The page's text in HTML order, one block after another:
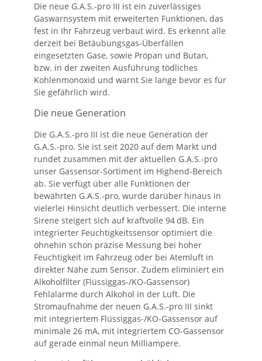
Die neue G.A.S.-pro III ist ein zuverlässiges
Gaswarnsystem mit erweiterten Funktionen, das
fest in Ihr Fahrzeug verbaut wird. Es erkennt alle
derzeit bei Betäubungsgas-Überfällen
eingesetzten Gase, sowie Propan und Butan,
bzw. in der zweiten Ausführung tödliches
Kohlenmonoxid und warnt Sie lange bevor es für
Sie gefährlich wird.
Die neue Generation
Die G.A.S.-pro III ist die neue Generation der
G.A.S.-pro. Sie ist seit 2020 auf dem Markt und
rundet zusammen mit der aktuellen G.A.S.-pro
unser Gassensor-Sortiment im Highend-Bereich
ab. Sie verfügt über alle Funktionen der
bewährten G.A.S.-pro, wurde darüber hinaus in
vielerlei Hinsicht deutlich verbessert. Die interne
Sirene steigert sich auf kraftvolle 94 dB. Ein
integrierter Feuchtigkeitssensor optimiert die
ohnehin schon präzise Messung bei hoher
Feuchtigkeit im Fahrzeug oder bei Atemluft in
direkter Nähe zum Sensor. Zudem eliminiert ein
Alkoholfilter (Flüssiggas-/KO-Gassensor)
Fehlalarme durch Alkohol in der Luft. Die
Stromaufnahme der neuen G.A.S.-pro III sinkt
mit integriertem Flüssiggas-/KO-Gassensor auf
minimale 26 mA, mit integriertem CO-Gassensor
auf gerade einmal neun Milliampere.